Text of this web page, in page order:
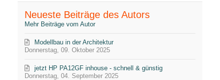
Neueste Beiträge des Autors
Mehr Beiträge vom Autor
Donnerstag, 09. Oktober 2025
Modellbau in der Architektur
Donnerstag, 04. September 2025
jetzt HP PA12GF inhouse - schnell & günstig